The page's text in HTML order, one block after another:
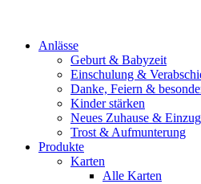
Anlässe
Geburt & Babyzeit
Einschulung &
Danke, Feiern &
Kinder stärken
Neues Zuhause & Einzug
Trost & Aufmunterung
Produkte
Karten
Alle Karten